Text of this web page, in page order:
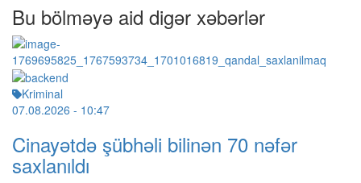
Bu bölməyə aid digər xəbərlər
Kriminal
07.08.2026 - 10:47
Cinayətdə şübhəli bilinən 70 nəfər
saxlanıldı